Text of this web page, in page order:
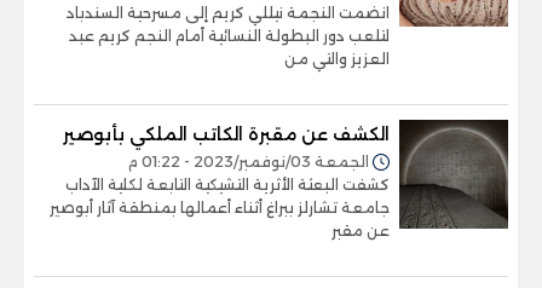
انضمت النجمة نيللي كريم إلى مسرحية السندباد
لتلعب دور البطولة النسائية أمام النجم كريم عبد
العزيز والتي من
الكشف عن مقبرة الكاتب الملكي بأبوصير
الجمعة 03/نوفمبر/2023 - 01:22 م
كشفت البعثة الأثرية التشيكية التابعة لكلية الآداب
جامعة تشارلز ببراغ أثناء أعمالها بمنطقة آثار أبوصير
عن مقبر